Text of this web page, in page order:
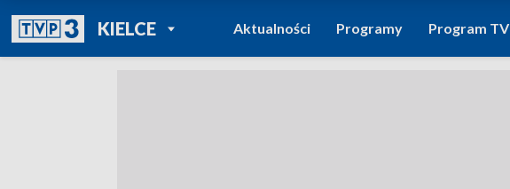
KIELCEPOWRÓT DO
TVP REGIONY
Aktualności Programy Program TV